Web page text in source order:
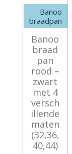
Banoo
braadpan
Banoo
braad
pan
rood –
zwart
met 4
versch
illende
maten
(32,36,
40,44)